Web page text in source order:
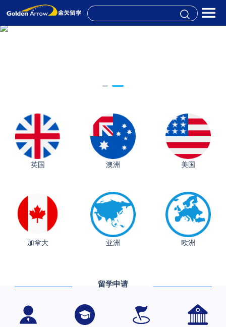
英国 澳洲 美国
加拿大 亚洲 欧洲
留学申请
格拉斯哥大学国际商务硕士录取案例